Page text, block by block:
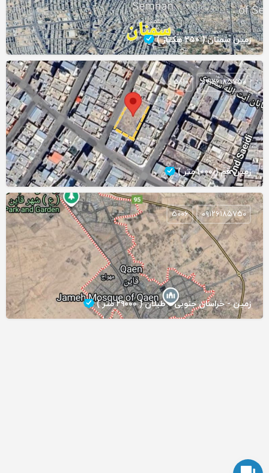
زمین سمنان ( ۲۵۰ هکتار )
زمین قم ( ۱۰۰۰ متر )
۰۹۱۲۶۱۸۵۷۵۰ 5010
زمین - خراسان جنوبی - طبلان ( ۲۹۰۰۰ متر )
۰۹۱۲۶۱۸۵۷۵۰ 5006